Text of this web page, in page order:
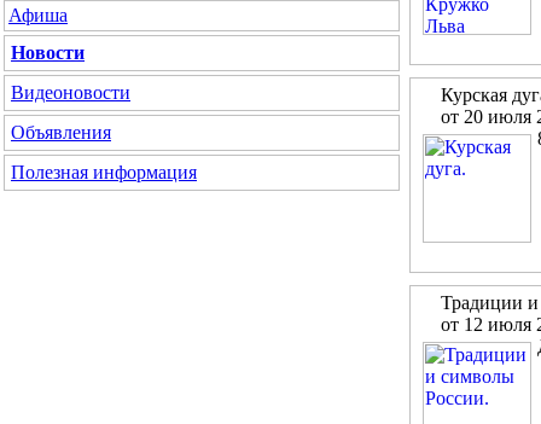
Афиша
Новости
Видеоновости
Объявления
Полезная информация
Курская
от 20 июля
Традиции
от 12 июля